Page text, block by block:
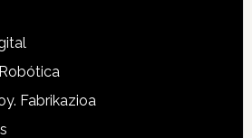
Fabrikazioa